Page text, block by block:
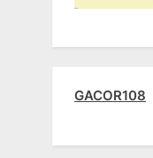
GACOR108